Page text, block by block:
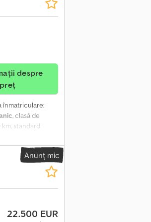
preț
înmatriculare:
, clasă de
km, standard
Anunț mic
22.500 EUR